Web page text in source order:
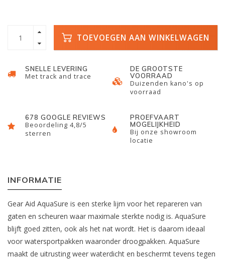
TOEVOEGEN AAN WINKELWAGEN
SNELLE LEVERING
Met track and trace
DE GROOTSTE
VOORRAAD
Duizenden kano's op
voorraad
678 GOOGLE REVIEWS
Beoordeling 4,8/5
sterren
PROEFVAART
MOGELIJKHEID
Bij onze showroom
locatie
INFORMATIE
Gear Aid AquaSure is een sterke lijm voor het repareren van
gaten en scheuren waar maximale sterkte nodig is. AquaSure
blijft goed zitten, ook als het nat wordt. Het is daarom ideaal
voor watersportpakken waaronder droogpakken. AquaSure
maakt de uitrusting weer waterdicht en beschermt tevens tegen